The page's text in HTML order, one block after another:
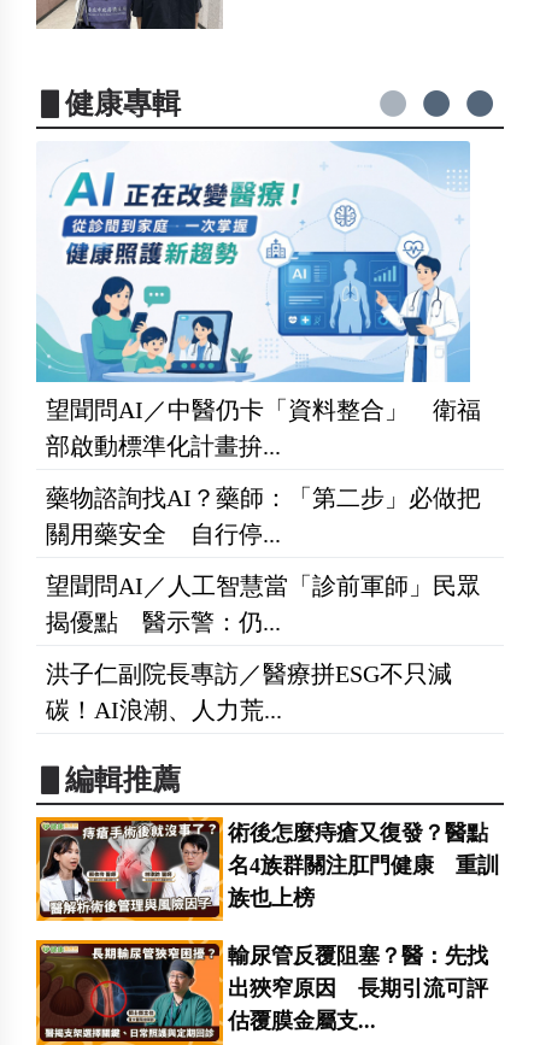
▋健康專輯
望聞問AI／中醫仍卡「資料整合」 衛福
部啟動標準化計畫拚...
藥物諮詢找AI？藥師：「第二步」必做把
關用藥安全 自行停...
望聞問AI／人工智慧當「診前軍師」民眾
揭優點 醫示警：仍...
洪子仁副院長專訪／醫療拼ESG不只減
碳！AI浪潮、人力荒...
▋編輯推薦
術後怎麼痔瘡又復發？醫點
名4族群關注肛門健康 重訓
族也上榜
輸尿管反覆阻塞？醫：先找
出狹窄原因 長期引流可評
估覆膜金屬支...